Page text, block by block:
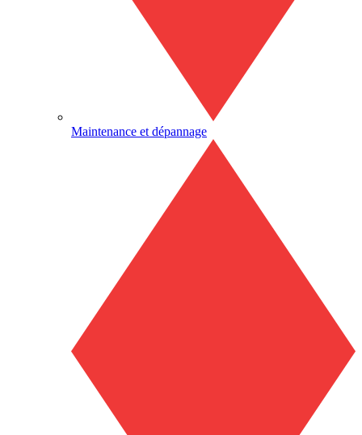
Maintenance et dépannage